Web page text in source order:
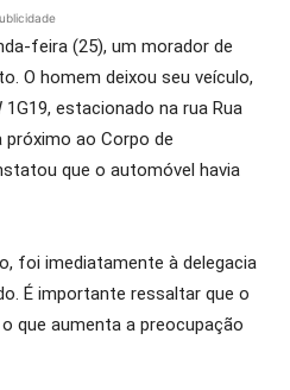
feira (25), um morador de
O homem deixou seu veículo,
estacionado na rua Rua
próximo ao Corpo de
que o automóvel havia
foi imediatamente à delegacia
É importante ressaltar que o
que aumenta a preocupação